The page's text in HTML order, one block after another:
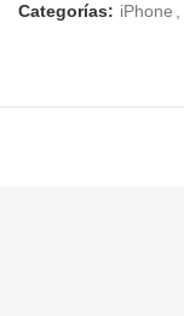
Categorías: iPhone